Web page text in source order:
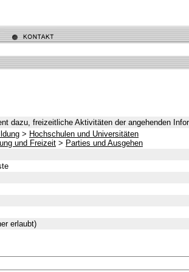
dazu, freizeitliche Aktivitäten der angehenden
> Hochschulen und Universitäten
und Freizeit > Parties und Ausgehen
erlaubt)